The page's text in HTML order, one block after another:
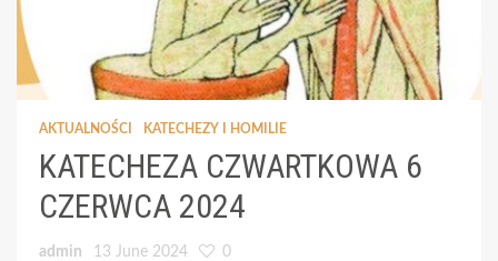
AKTUALNOŚCI KATECHEZY I HOMILIE
KATECHEZA CZWARTKOWA 6
CZERWCA 2024
admin 13 June 2024 0